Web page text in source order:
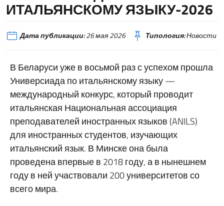
ИТАЛЬЯНСКОМУ ЯЗЫКУ-2026
Дата публикации:26 мая 2026 Типология:Новости
В Беларуси уже в восьмой раз с успехом прошла
Универсиада по итальянскому языку —
международный конкурс, который проводит
итальянская Национальная ассоциация
преподавателей иностранных языков (ANILS)
для иностранных студентов, изучающих
итальянский язык. В Минске она была
проведена впервые в 2018 году, а в нынешнем
году в ней участвовали 200 университетов со
всего мира.